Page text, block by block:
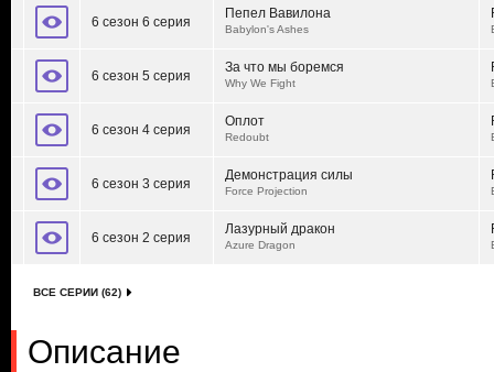
6 сезон 6 серия
Пепел Вавилона
Babylon's Ashes
6 сезон 5 серия
За что мы боремся
Why We Fight
6 сезон 4 серия
Оплот
Redoubt
6 сезон 3 серия
Демонстрация силы
Force Projection
6 сезон 2 серия
Лазурный дракон
Azure Dragon
ВСЕ СЕРИИ (62)
Описание